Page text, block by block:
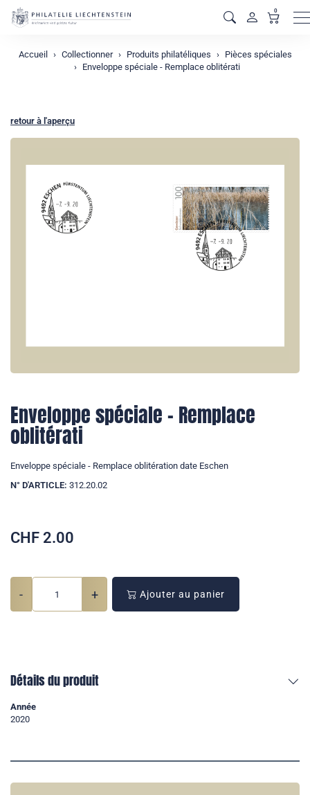
0
Accueil Collectionner Produits philatéliques
Pièces spéciales
Enveloppe spéciale - Remplace oblitérati
retour à l'aperçu
Enveloppe spéciale - Remplace
oblitérati
Enveloppe spéciale - Remplace oblitération date Eschen
N° D'ARTICLE: 312.20.02
CHF 2.00
- + Ajouter au panier
Détails du produit
Année
2020